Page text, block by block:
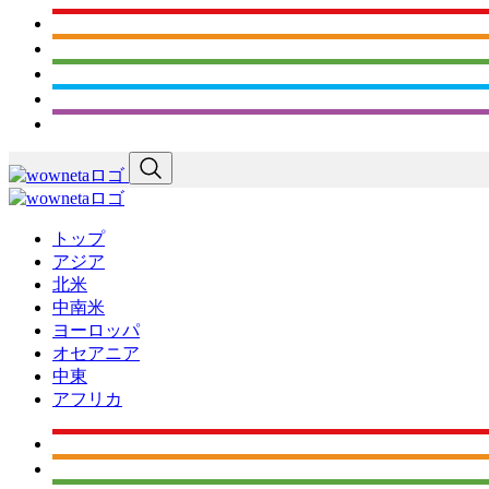
トップ
アジア
北米
中南米
ヨーロッパ
オセアニア
中東
アフリカ